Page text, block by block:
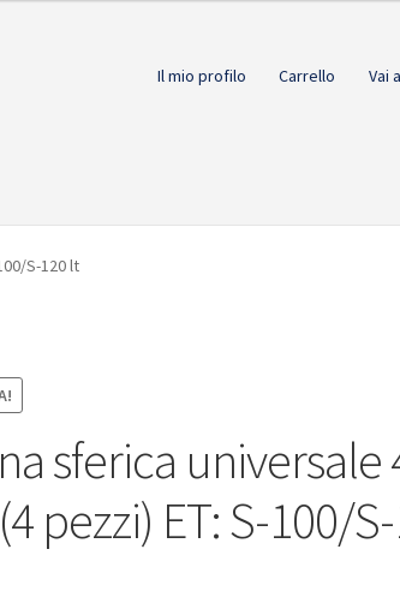
Il mio profilo Carrello Vai
S-120 lt
sferica universale
pezzi) ET: S-100/